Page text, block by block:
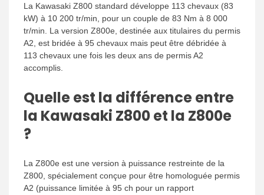
La Kawasaki Z800 standard développe 113 chevaux (83
kW) à 10 200 tr/min, pour un couple de 83 Nm à 8 000
tr/min. La version Z800e, destinée aux titulaires du permis
A2, est bridée à 95 chevaux mais peut être débridée à
113 chevaux une fois les deux ans de permis A2
accomplis.
Quelle est la différence entre
la Kawasaki Z800 et la Z800e
?
La Z800e est une version à puissance restreinte de la
Z800, spécialement conçue pour être homologuée permis
A2 (puissance limitée à 95 ch pour un rapport